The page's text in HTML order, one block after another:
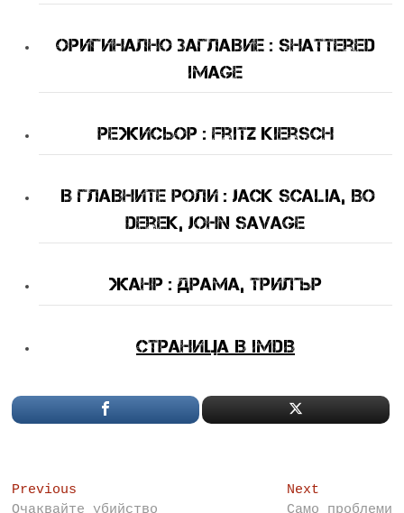
Оригинално Заглавие : Shattered
Image
Режисьор : Fritz Kiersch
В Главните Роли : Jack Scalia, Bo
Derek, John Savage
Жанр : драма, трилър
Страница в imDB
Post
Previous
post:
Очаквайте убийство
NextNext
post:
Само проблеми